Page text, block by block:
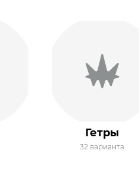
Гетры
32 варианта